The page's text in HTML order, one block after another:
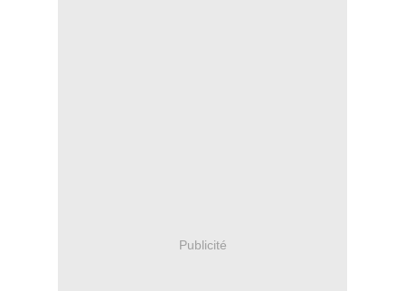
Publicité